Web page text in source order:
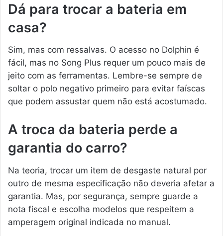
Dá para trocar a bateria em
casa?
Sim, mas com ressalvas. O acesso no Dolphin é
fácil, mas no Song Plus requer um pouco mais de
jeito com as ferramentas. Lembre-se sempre de
soltar o polo negativo primeiro para evitar faíscas
que podem assustar quem não está acostumado.
A troca da bateria perde a
garantia do carro?
Na teoria, trocar um item de desgaste natural por
outro de mesma especificação não deveria afetar a
garantia. Mas, por segurança, sempre guarde a
nota fiscal e escolha modelos que respeitem a
amperagem original indicada no manual.